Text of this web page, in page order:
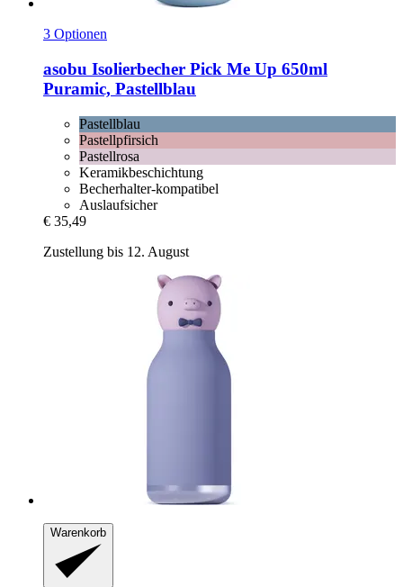
3 Optionen
asobu Isolierbecher Pick Me Up 650ml
Puramic, Pastellblau
Pastellblau
Pastellpfirsich
Pastellrosa
Keramikbeschichtung
Becherhalter-kompatibel
Auslaufsicher
€ 35,49
Zustellung bis 12. August
Warenkorb